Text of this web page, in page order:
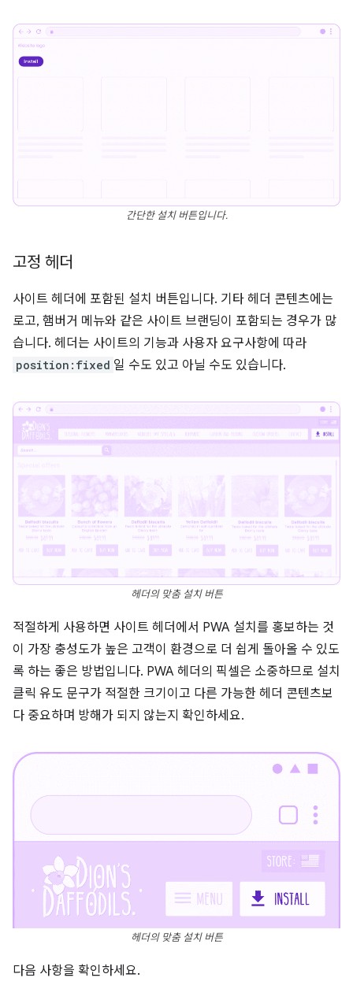
간단한 설치 버튼입니다.
고정 헤더
사이트 헤더에 포함된 설치 버튼입니다. 기타 헤더 콘텐츠에는
로고, 햄버거 메뉴와 같은 사이트 브랜딩이 포함되는 경우가 많
습니다. 헤더는 사이트의 기능과 사용자 요구사항에 따라
position:fixed 일 수도 있고 아닐 수도 있습니다.
헤더의 맞춤 설치 버튼
적절하게 사용하면 사이트 헤더에서 PWA 설치를 홍보하는 것
이 가장 충성도가 높은 고객이 환경으로 더 쉽게 돌아올 수 있도
록 하는 좋은 방법입니다. PWA 헤더의 픽셀은 소중하므로 설치
클릭 유도 문구가 적절한 크기이고 다른 가능한 헤더 콘텐츠보
다 중요하며 방해가 되지 않는지 확인하세요.
헤더의 맞춤 설치 버튼
다음 사항을 확인하세요.